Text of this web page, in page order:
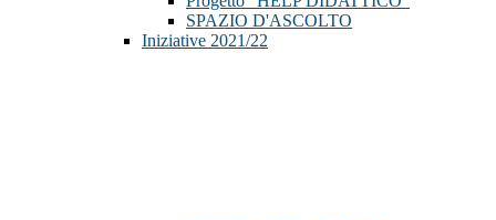
SPAZIO D'ASCOLTO
Iniziative 2021/22